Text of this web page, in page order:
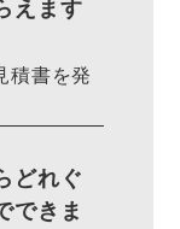
えます
積書を発
どれぐ
できま